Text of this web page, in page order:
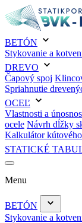
BETÓN
Stykovanie a
DREVO
Čapový spoj
Spriahnutie
OCEĽ
Vlastnosti a
ocele Návrh dĺžky
Kalkulátor
STATICKÉ
Menu
BETÓN
Stykovanie a